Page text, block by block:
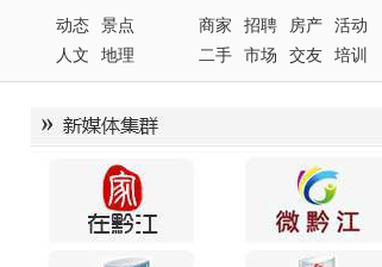
动态
景点
人文
地理
商家 招聘 房产
活动
二手
市场 交友 培训